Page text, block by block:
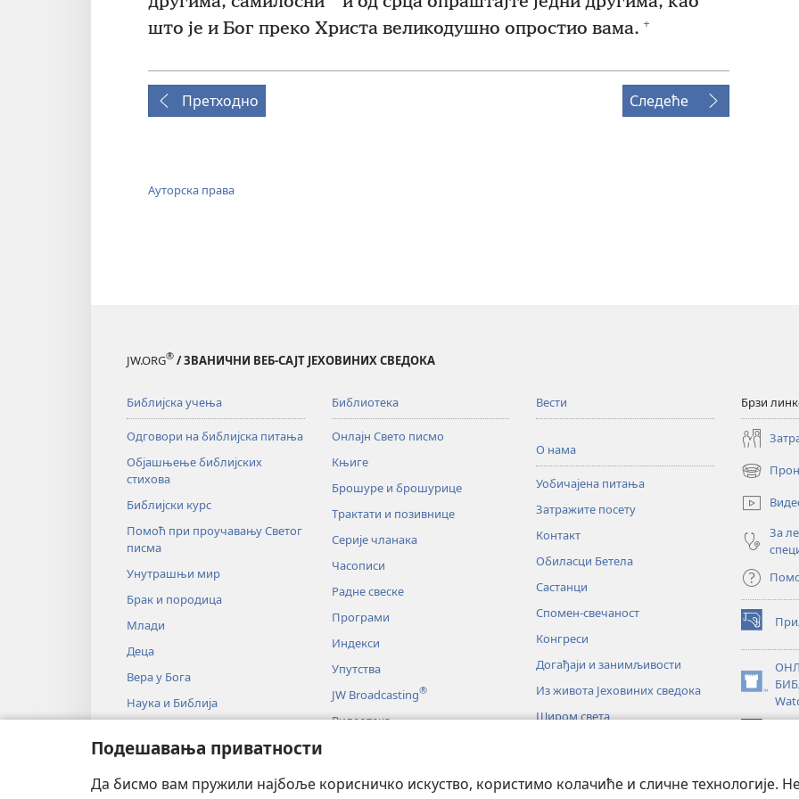
Подешавања приватности
Да бисмо вам пружили најбоље корисничко искуство, користимо колачиће и сличне технологије.
што је и Бог преко Христа великодушно опростио вама. +
Претходно Следеће
Ауторска права
JW.ORG® / ЗВАНИЧНИ ВЕБ-САЈТ ЈЕХОВИНИХ СВЕДОКА
Библијска учења
Одговори на библијска питања
Објашњење библијских
стихова
Библијски курс
Помоћ при проучавању Светог
писма
Унутрашњи мир
Брак и породица
Млади
Деца
Вера у Бога
Наука и Библија
Библиотека
Онлајн Свето писмо
Књиге
Брошуре и брошурице
Трактати и позивнице
Серије чланака
Часописи
Радне свеске
Програми
Индекси
Упутства
JW Broadcasting®
Видеотека
Вести
О нама
Уобичајена питања
Затражите посету
Контакт
Обиласци Бетела
Састанци
Спомен-свечаност
Конгреси
Догађаји и занимљивости
Из живота Јеховиних сведока
Широм света
Брзи
(отвара
нови
прозор)
За
(отвара
нови
прозор)
(отвара